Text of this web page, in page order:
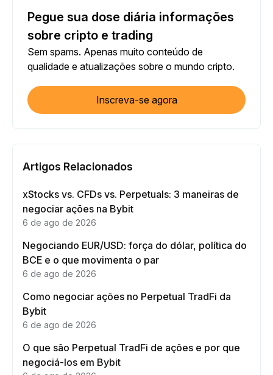
Pegue sua dose diária informações
sobre cripto e trading
Sem spams. Apenas muito conteúdo de
qualidade e atualizações sobre o mundo cripto.
Inscreva-se agora
Artigos Relacionados
xStocks vs. CFDs vs. Perpetuals: 3 maneiras de
negociar ações na Bybit
6 de ago de 2026
Negociando EUR/USD: força do dólar, política do
BCE e o que movimenta o par
6 de ago de 2026
Como negociar ações no Perpetual TradFi da
Bybit
6 de ago de 2026
O que são Perpetual TradFi de ações e por que
negociá-los em Bybit